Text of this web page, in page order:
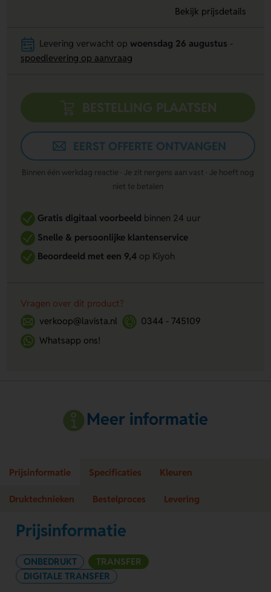
Bekijk prijsdetails
Levering verwacht op woensdag 26 augustus
spoedlevering op aanvraag
BESTELLING PLAATSEN
EERST OFFERTE ONTVANGEN
Binnen één werkdag reactie · Je zit nergens aan vast · Je hoeft nog
niet te betalen
Gratis digitaal voorbeeldbinnen 24 uur
Snelle & persoonlijke klantenservice
Beoordeeld met een 9,4op Kiyoh
Vragen over dit product?
verkoop@lavista.nl
0344 - 745109
Whatsapp ons!
Meer informatie
Prijsinformatie Specificaties Kleuren
Druktechnieken Bestelproces Levering
Prijsinformatie
ONBEDRUKT
TRANSFER
DIGITALE TRANSFER